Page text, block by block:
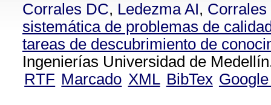
Corrales DC, Ledezma AI, Corrales
sistemática de problemas de
tareas de descubrimiento de
Ingenierías Universidad de
RTF Marcado XML BibTex